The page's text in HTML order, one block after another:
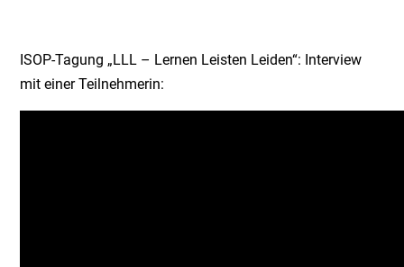
ISOP-Tagung „LLL – Lernen Leisten Leiden“: Interview
mit einer Teilnehmerin: